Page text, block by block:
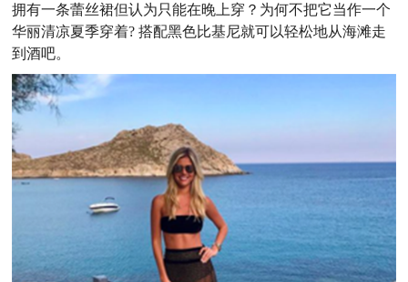
拥有一条蕾丝裙但认为只能在晚上穿？为何不把它当作一个
华丽清凉夏季穿着? 搭配黑色比基尼就可以轻松地从海滩走
到酒吧。